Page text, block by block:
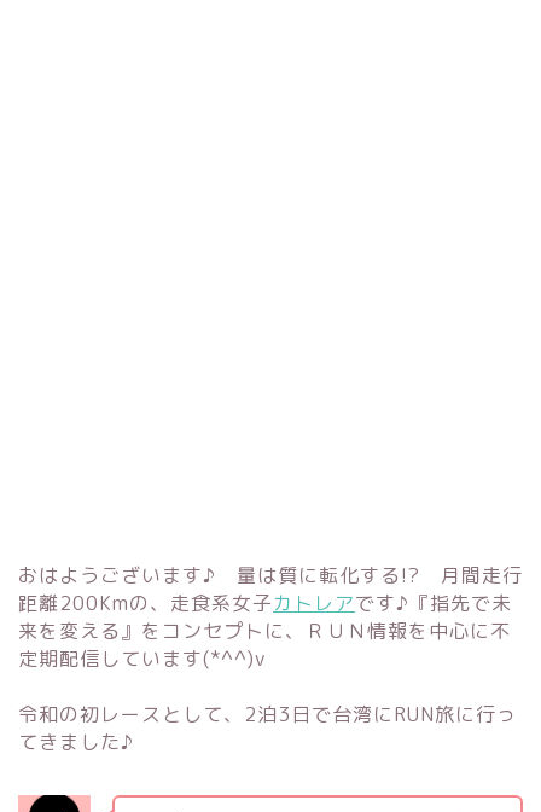
おはようございます♪ 量は質に転化する!? 月間走行
距離200Kmの、走食系女子カトレアです♪『指先で未
来を変える』をコンセプトに、ＲＵＮ情報を中心に不
定期配信しています(*^^)v
令和の初レースとして、2泊3日で台湾にRUN旅に行っ
てきました♪